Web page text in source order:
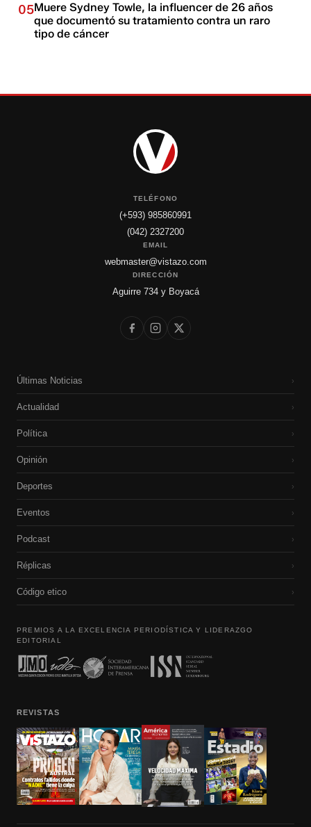
05Muere Sydney Towle, la influencer de 26 años
que documentó su tratamiento contra un raro
tipo de cáncer
TELÉFONO
(+593) 985860991
(042) 2327200
EMAIL
webmaster@vistazo.com
DIRECCIÓN
Aguirre 734 y Boyacá
Últimas Noticias ›
Actualidad ›
Política ›
Opinión ›
Deportes ›
Eventos ›
Podcast ›
Réplicas ›
Código etico ›
PREMIOS A LA EXCELENCIA PERIODÍSTICA Y LIDERAZGO
EDITORIAL
REVISTAS